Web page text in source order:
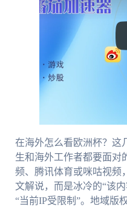
在海外怎么看欧洲杯？这
生和海外工作者都要面对
频、腾讯体育或咪咕视频
文解说，而是冰冷的“该
“当前IP受限制”。地域版